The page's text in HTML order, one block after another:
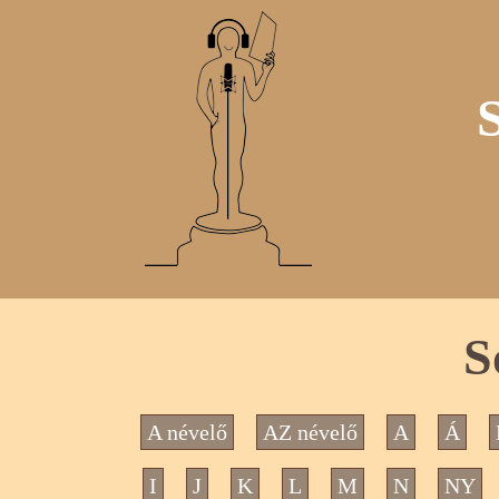
A névelő AZ névelő A Á
I J K L M N NY